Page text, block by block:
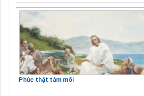
Phúc thật tám mối